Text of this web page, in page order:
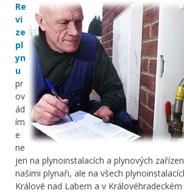
Re
vi
ze
pl
yn
u
pr
ov
ád
ím
e
ne
jen na plynoinstalacích a plynových
našimi plynaři, ale na všech
Králové nad Labem a v Královéhradeckém